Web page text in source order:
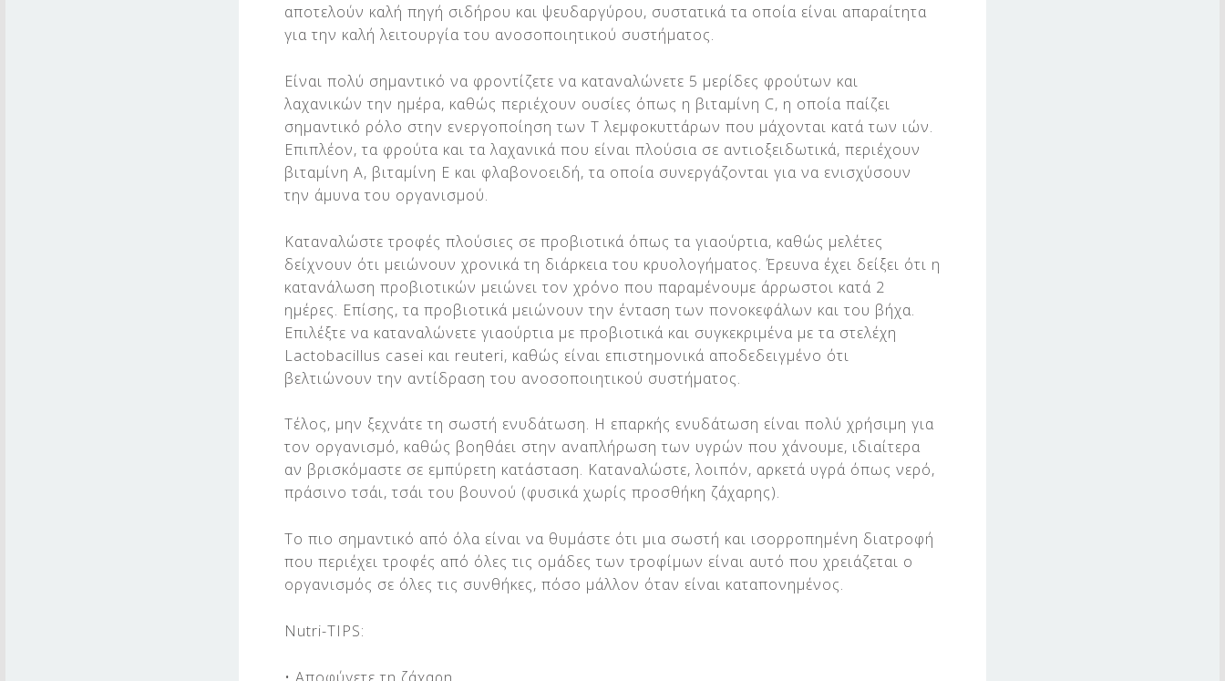
αποτελούν καλή πηγή σιδήρου και ψευδαργύρου, συστατικά τα οποία είναι απαραίτητα
για την καλή λειτουργία του ανοσοποιητικού συστήματος.
Είναι πολύ σημαντικό να φροντίζετε να καταναλώνετε 5 μερίδες φρούτων και
λαχανικών την ημέρα, καθώς περιέχουν ουσίες όπως η βιταμίνη C, η οποία παίζει
σημαντικό ρόλο στην ενεργοποίηση των Τ λεμφοκυττάρων που μάχονται κατά των ιών.
Επιπλέον, τα φρούτα και τα λαχανικά που είναι πλούσια σε αντιοξειδωτικά, περιέχουν
βιταμίνη Α, βιταμίνη Ε και φλαβονοειδή, τα οποία συνεργάζονται για να ενισχύσουν
την άμυνα του οργανισμού.
Καταναλώστε τροφές πλούσιες σε προβιοτικά όπως τα γιαούρτια, καθώς μελέτες
δείχνουν ότι μειώνουν χρονικά τη διάρκεια του κρυολογήματος. Έρευνα έχει δείξει ότι η
κατανάλωση προβιοτικών μειώνει τον χρόνο που παραμένουμε άρρωστοι κατά 2
ημέρες. Επίσης, τα προβιοτικά μειώνουν την ένταση των πονοκεφάλων και του βήχα.
Επιλέξτε να καταναλώνετε γιαούρτια με προβιοτικά και συγκεκριμένα με τα στελέχη
Lactobacillus casei και reuteri, καθώς είναι επιστημονικά αποδεδειγμένο ότι
βελτιώνουν την αντίδραση του ανοσοποιητικού συστήματος.
Τέλος, μην ξεχνάτε τη σωστή ενυδάτωση. Η επαρκής ενυδάτωση είναι πολύ χρήσιμη για
τον οργανισμό, καθώς βοηθάει στην αναπλήρωση των υγρών που χάνουμε, ιδιαίτερα
αν βρισκόμαστε σε εμπύρετη κατάσταση. Καταναλώστε, λοιπόν, αρκετά υγρά όπως νερό,
πράσινο τσάι, τσάι του βουνού (φυσικά χωρίς προσθήκη ζάχαρης).
Το πιο σημαντικό από όλα είναι να θυμάστε ότι μια σωστή και ισορροπημένη διατροφή
που περιέχει τροφές από όλες τις ομάδες των τροφίμων είναι αυτό που χρειάζεται ο
οργανισμός σε όλες τις συνθήκες, πόσο μάλλον όταν είναι καταπονημένος.
Nutri-TIPS: